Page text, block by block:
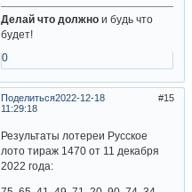
Делай что должно и будь что
будет!
0
Поделиться 15
2022-12-18
11:29:18
Результаты лотереи Русское
лото тираж 1470 от 11 декабря
2022 года: